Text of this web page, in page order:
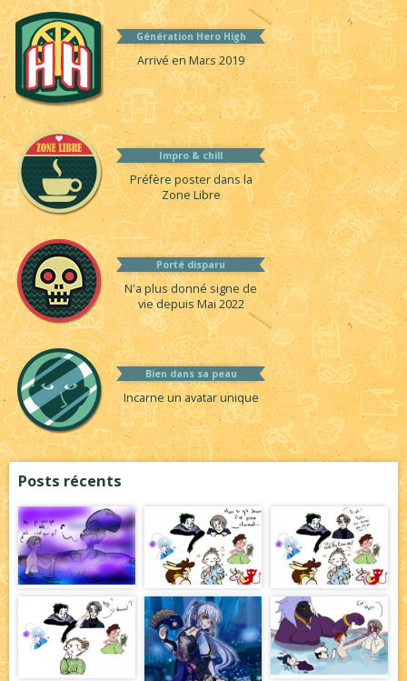
Génération Hero High
Arrivé en Mars 2019
Impro & chill
Préfère poster dans la
Zone Libre
Porté disparu
N'a plus donné signe de
vie depuis Mai 2022
Bien dans sa peau
Incarne un avatar unique
Posts récents